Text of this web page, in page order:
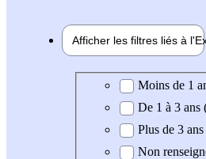
Afficher les filtres liés à l'
Expérience demandée
Moins de 1
De 1 à 3 ans
Plus de 3
Non